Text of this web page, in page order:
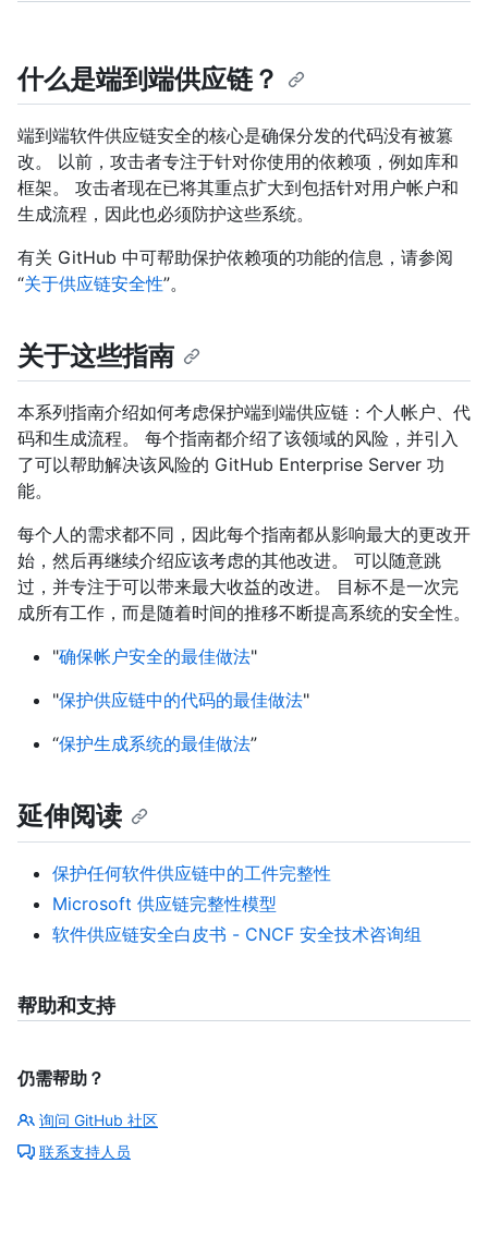
什么是端到端供应链？
端到端软件供应链安全的核心是确保分发的代码没有被篡
改。 以前，攻击者专注于针对你使用的依赖项，例如库和
框架。 攻击者现在已将其重点扩大到包括针对用户帐户和
生成流程，因此也必须防护这些系统。
有关 GitHub 中可帮助保护依赖项的功能的信息，请参阅
“关于供应链安全性”。
关于这些指南
本系列指南介绍如何考虑保护端到端供应链：个人帐户、代
码和生成流程。 每个指南都介绍了该领域的风险，并引入
了可以帮助解决该风险的 GitHub Enterprise Server 功
能。
每个人的需求都不同，因此每个指南都从影响最大的更改开
始，然后再继续介绍应该考虑的其他改进。 可以随意跳
过，并专注于可以带来最大收益的改进。 目标不是一次完
成所有工作，而是随着时间的推移不断提高系统的安全性。
"确保帐户安全的最佳做法"
"保护供应链中的代码的最佳做法"
“保护生成系统的最佳做法”
延伸阅读
保护任何软件供应链中的工件完整性
Microsoft 供应链完整性模型
软件供应链安全白皮书 - CNCF 安全技术咨询组
帮助和支持
仍需帮助？
询问 GitHub 社区
联系支持人员